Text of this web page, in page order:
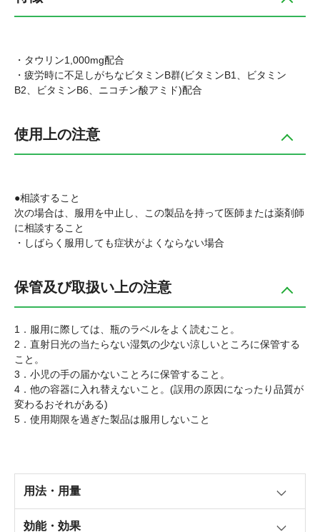
・タウリン1,000mg配合
・疲労時に不足しがちなビタミンB群(ビタミンB1、ビタミン
B2、ビタミンB6、ニコチン酸アミド)配合
使用上の注意
●相談すること
次の場合は、服用を中止し、この製品を持って医師または薬剤師
に相談すること
・しばらく服用しても症状がよくならない場合
保管及び取扱い上の注意
1．服用に際しては、瓶のラベルをよく読むこと。
2．直射日光の当たらない湿気の少ない涼しいところに保管する
こと。
3．小児の手の届かないことろに保管すること。
4．他の容器に入れ替えないこと。(誤用の原因になったり品質が
変わるおそれがある)
5．使用期限を過ぎた製品は服用しないこと
用法・用量
効能・効果